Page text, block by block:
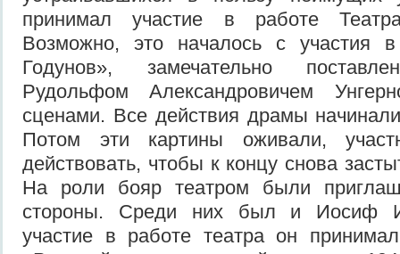
принимал участие в работе
Возможно, это началось с участия в
Годунов», замечательно
Рудольфом Александровичем
сценами. Все действия драмы
Потом эти картины оживали,
действовать, чтобы к концу снова
На роли бояр театром были
стороны. Среди них был и Иосиф
участие в работе театра он